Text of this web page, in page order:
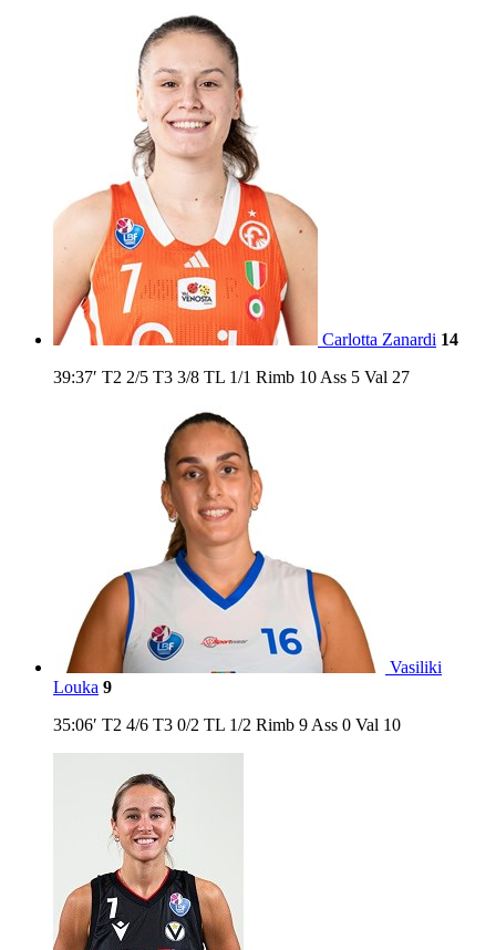
Carlotta Zanardi 14
39:37′ T2 2/5 T3 3/8 TL 1/1 Rimb 10 Ass 5 Val 27
Vasiliki
Louka 9
35:06′ T2 4/6 T3 0/2 TL 1/2 Rimb 9 Ass 0 Val 10